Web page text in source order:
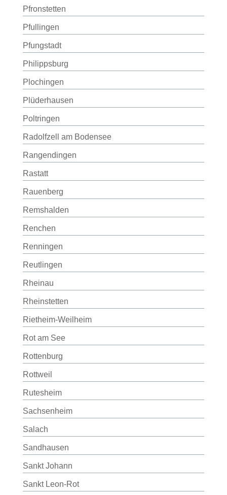
Pfronstetten
Pfullingen
Pfungstadt
Philippsburg
Plochingen
Plüderhausen
Poltringen
Radolfzell am Bodensee
Rangendingen
Rastatt
Rauenberg
Remshalden
Renchen
Renningen
Reutlingen
Rheinau
Rheinstetten
Rietheim-Weilheim
Rot am See
Rottenburg
Rottweil
Rutesheim
Sachsenheim
Salach
Sandhausen
Sankt Johann
Sankt Leon-Rot